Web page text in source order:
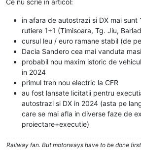
in afara de autostrazi si DX mai
rutiere 1+1 (Timisoara, Tg. Jiu,
cursul leu / euro ramane stabil (de
Dacia Sandero cea mai vanduta
probabil nou maxim istoric de
in 2024
primul tren nou electric la CFR
au fost lansate licitatii pentru
autostrazi si DX in 2024 (asta pe
care se mai afla in diverse faze de
proiectare+executie)
Railway fan. But motorways have to be done